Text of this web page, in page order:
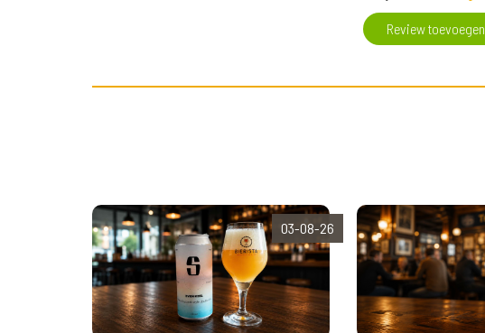
Review toevoegen
03-08-26